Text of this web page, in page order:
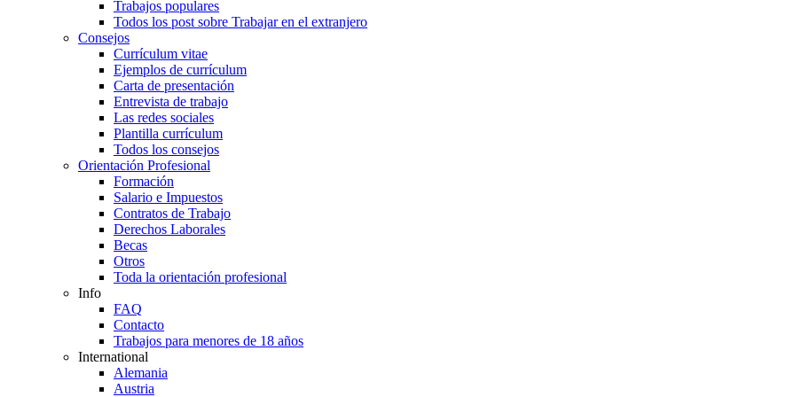
Trabajos populares
Todos los post sobre Trabajar en el extranjero
Consejos
Currículum vitae
Ejemplos de currículum
Carta de presentación
Entrevista de trabajo
Las redes sociales
Plantilla currículum
Todos los consejos
Orientación Profesional
Formación
Salario e Impuestos
Contratos de Trabajo
Derechos Laborales
Becas
Otros
Toda la orientación profesional
Info
FAQ
Contacto
Trabajos para menores de 18 años
International
Alemania
Austria